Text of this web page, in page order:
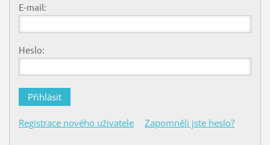
E-mail:
Heslo:
Registrace nového uživatele Zapomněli jste heslo?